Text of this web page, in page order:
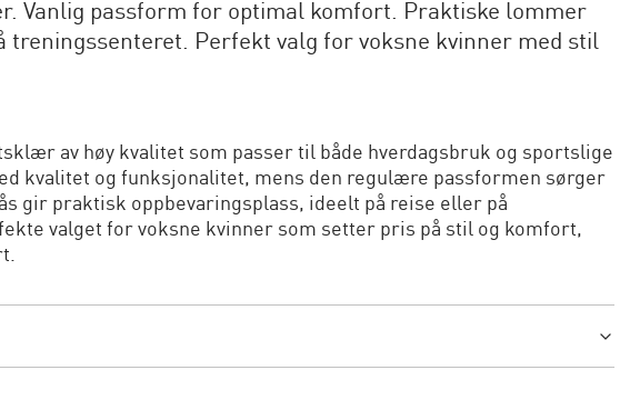
Vanlig passform for optimal komfort. Praktiske lommer
Perfekt valg for voksne kvinner med stil
av høy kvalitet som passer til både hverdagsbruk og sportslige
kvalitet og funksjonalitet, mens den regulære passformen sørger
gir praktisk oppbevaringsplass, ideelt på reise eller på
valget for voksne kvinner som setter pris på stil og komfort,